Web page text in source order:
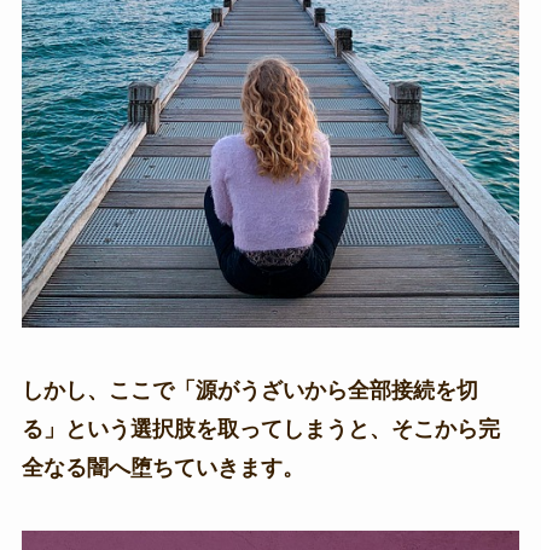
しかし、ここで「源がうざいから全部接続を切
る」という選択肢を取ってしまうと、そこから完
全なる闇へ堕ちていきます。